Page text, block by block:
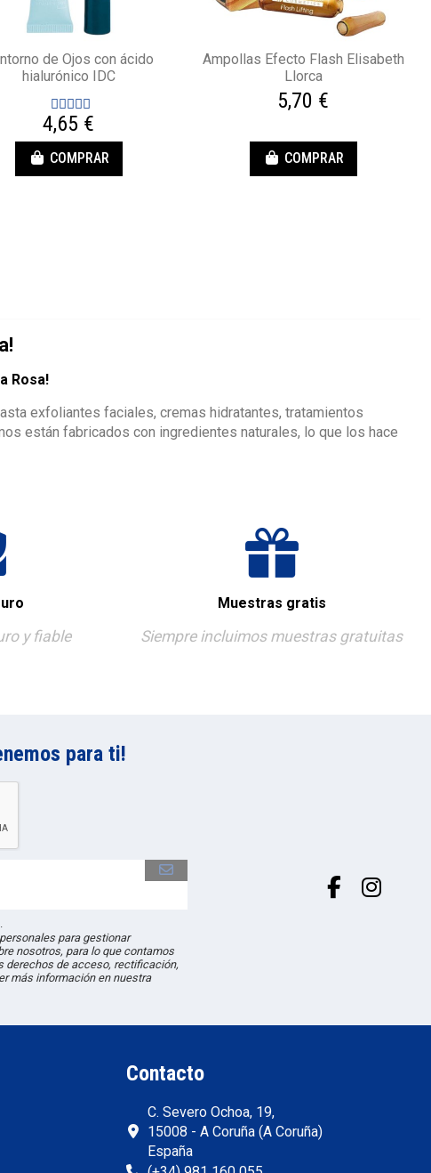
de Ojos con ácido
hialurónico IDC
4,65 €
COMPRAR
Ampollas Efecto Flash Elisabeth
Llorca
5,70 €
COMPRAR
Rosa!
exfoliantes faciales, cremas hidratantes, tratamientos
están fabricados con ingredientes naturales, lo que los hace
y fiable
Muestras gratis
Siempre incluimos muestras gratuitas
para ti!
para gestionar
nosotros, para lo que contamos
derechos de acceso, rectificación,
más información en nuestra
Contacto
C. Severo Ochoa, 19,
15008 - A Coruña (A Coruña)
España